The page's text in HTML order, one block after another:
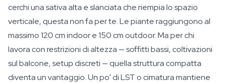
cerchi una sativa alta e slanciata che riempia lo spazio
verticale, questa non fa per te. Le piante raggiungono al
massimo 120 cm indoor e 150 cm outdoor. Ma per chi
lavora con restrizioni di altezza — soffitti bassi, coltivazioni
sul balcone, setup discreti — quella struttura compatta
diventa un vantaggio. Un po' di LST o cimatura mantiene